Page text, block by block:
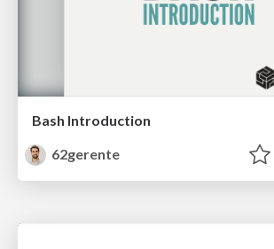
Bash Introduction
62gerente